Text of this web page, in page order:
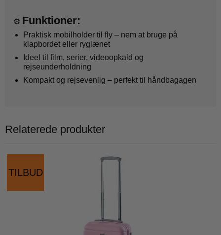
⚙️ Funktioner:
Praktisk mobilholder til fly – nem at bruge på
klapbordet eller ryglænet
Ideel til film, serier, videoopkald og
rejseunderholdning
Kompakt og rejsevenlig – perfekt til håndbagagen
Relaterede produkter
TILBUD